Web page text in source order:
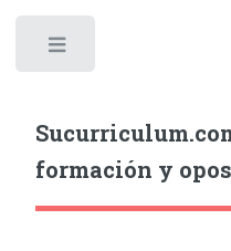
formación y